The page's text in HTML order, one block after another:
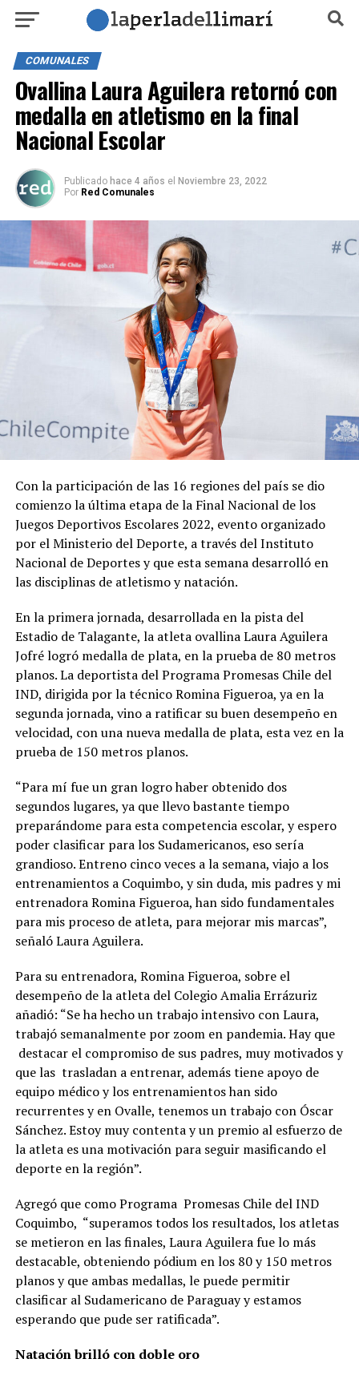
COMUNALES
Ovallina Laura Aguilera retornó con
medalla en atletismo en la final
Nacional Escolar
Publicado hace 4 años el Noviembre 23, 2022
Por Red Comunales
Con la participación de las 16 regiones del país se dio
comienzo la última etapa de la Final Nacional de los
Juegos Deportivos Escolares 2022, evento organizado
por el Ministerio del Deporte, a través del Instituto
Nacional de Deportes y que esta semana desarrolló en
las disciplinas de atletismo y natación.
En la primera jornada, desarrollada en la pista del
Estadio de Talagante, la atleta ovallina Laura Aguilera
Jofré logró medalla de plata, en la prueba de 80 metros
planos. La deportista del Programa Promesas Chile del
IND, dirigida por la técnico Romina Figueroa, ya en la
segunda jornada, vino a ratificar su buen desempeño en
velocidad, con una nueva medalla de plata, esta vez en la
prueba de 150 metros planos.
“Para mí fue un gran logro haber obtenido dos
segundos lugares, ya que llevo bastante tiempo
preparándome para esta competencia escolar, y espero
poder clasificar para los Sudamericanos, eso sería
grandioso. Entreno cinco veces a la semana, viajo a los
entrenamientos a Coquimbo, y sin duda, mis padres y mi
entrenadora Romina Figueroa, han sido fundamentales
para mis proceso de atleta, para mejorar mis marcas”,
señaló Laura Aguilera.
Para su entrenadora, Romina Figueroa, sobre el
desempeño de la atleta del Colegio Amalia Errázuriz
añadió: “Se ha hecho un trabajo intensivo con Laura,
trabajó semanalmente por zoom en pandemia. Hay que
destacar el compromiso de sus padres, muy motivados y
que las trasladan a entrenar, además tiene apoyo de
equipo médico y los entrenamientos han sido
recurrentes y en Ovalle, tenemos un trabajo con Óscar
Sánchez. Estoy muy contenta y un premio al esfuerzo de
la atleta es una motivación para seguir masificando el
deporte en la región”.
Agregó que como Programa Promesas Chile del IND
Coquimbo, “superamos todos los resultados, los atletas
se metieron en las finales, Laura Aguilera fue lo más
destacable, obteniendo pódium en los 80 y 150 metros
planos y que ambas medallas, le puede permitir
clasificar al Sudamericano de Paraguay y estamos
esperando que pude ser ratificada”.
Natación brilló con doble oro